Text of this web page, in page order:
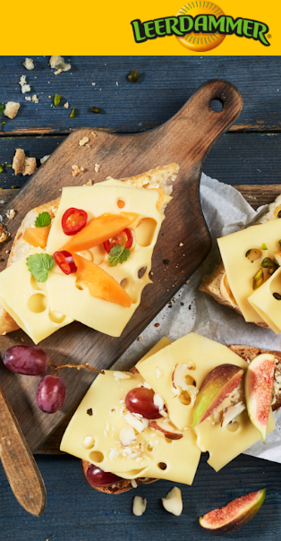
Marque
Recettes
Produits
Durabilité
deitfr